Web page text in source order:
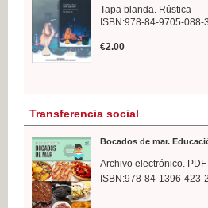
Tapa blanda. Rústica
ISBN:978-84-9705-088-3
€2.00
Transferencia social
Bocados de mar.
Archivo electrónico.
ISBN:978-84-1396-423-2